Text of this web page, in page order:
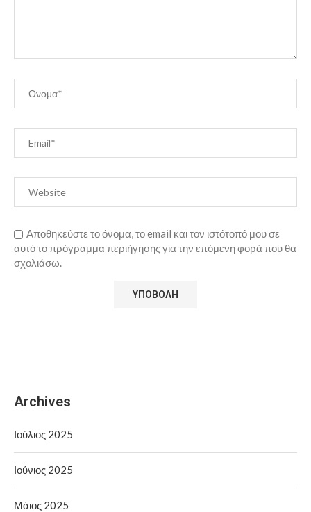
Αποθηκεύστε το όνομα, το email και τον ιστότοπό μου σε
αυτό το πρόγραμμα περιήγησης για την επόμενη φορά που θα
σχολιάσω.
Archives
Ιούλιος 2025
Ιούνιος 2025
Μάιος 2025